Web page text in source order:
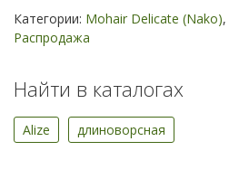
Категории: Mohair Delicate (Nako),
Распродажа
Найти в каталогах
Alize длиноворсная